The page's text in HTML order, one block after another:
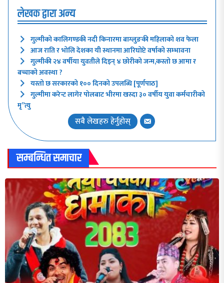
लेखक द्वारा अन्य
गुल्मीको कालिगण्डकी नदी किनारमा बाग्लुङकी महिलाको शव फेला
आज राति र भोलि देशका यी स्थानमा आरिघोप्टे वर्षाको सम्भावना
गुल्मीकी २४ वर्षीया युवतीले दिइन् ४ छोरीको जन्म,कस्तो छ आमा र
बच्चाको अवस्था ?
यस्तो छ सरकारको १०० दिनको उपलब्धि [पूर्णपाठ]
गुल्मीमा करेन्ट लागेर पोलबाट भीरमा खस्दा ३० वर्षीय युवा कर्मचारीको
मृ”त्यु
सबै लेखहरु हेर्नुहोस्
सम्बन्धित समाचार